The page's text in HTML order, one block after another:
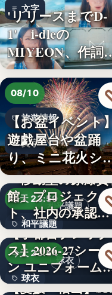
文字
'リリースまでD-
1' i-dleの
MIYEON、作詞
に…
08/10
旅遊情報
文字
【お盆イベント
遊戯屋台や盆踊
り、ミニ花火シ
ーなど～夏…
和平議題
今天 23:59
和平議題
86.6
「移動型の原爆
館」プロジェク
ト、社内の承認を
経て始動
球衣
今天 23:54
球衣
【宇都宮ブレック
ス】2026-27シー
ン ユニフォーム
【愛媛・松山】